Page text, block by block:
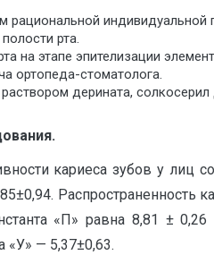
рациональной индивидуальной
рта.
на этапе эпителизации
ортопеда-стоматолога.
дерината,
кариеса зубов у лиц
Распространенность
«П» равна 8,81 ±
«У» — 5,37±0,63.